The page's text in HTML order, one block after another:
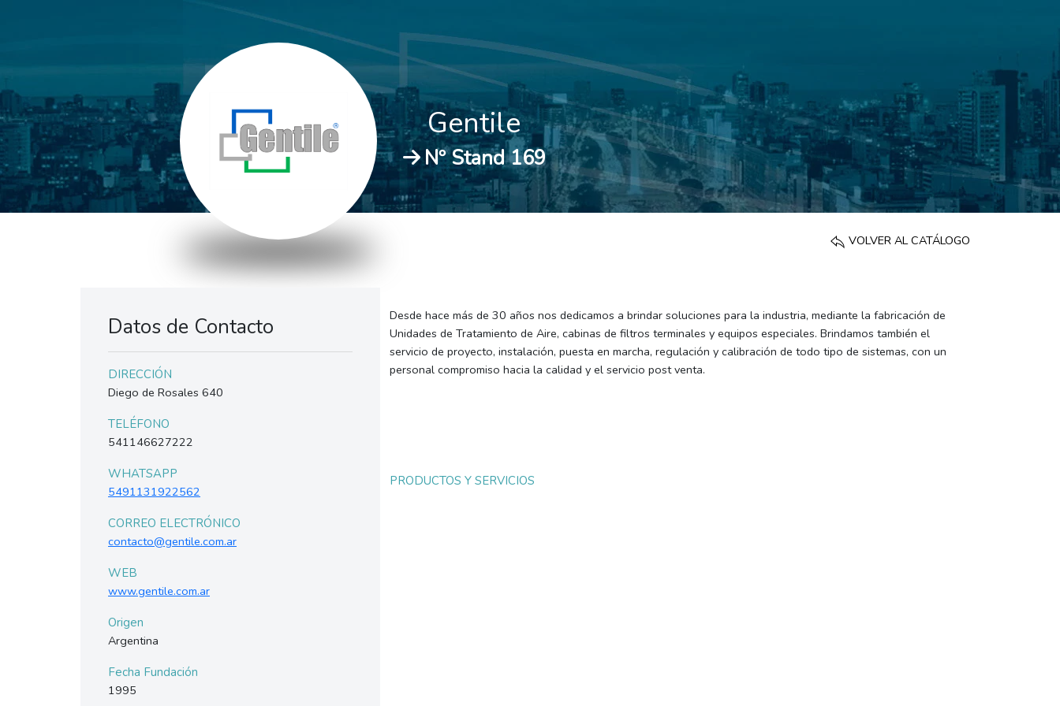
Gentile
Nº Stand 169
VOLVER AL CATÁLOGO
Datos de Contacto
DIRECCIÓN
Diego de Rosales 640
TELÉFONO
541146627222
WHATSAPP
5491131922562
CORREO ELECTRÓNICO
contacto@gentile.com.ar
WEB
www.gentile.com.ar
Origen
Argentina
Fecha Fundación
1995
Desde hace más de 30 años nos dedicamos a brindar soluciones para la industria, mediante la fabricación de
Unidades de Tratamiento de Aire, cabinas de filtros terminales y equipos especiales. Brindamos también el
servicio de proyecto, instalación, puesta en marcha, regulación y calibración de todo tipo de sistemas, con un
personal compromiso hacia la calidad y el servicio post venta.
PRODUCTOS Y SERVICIOS